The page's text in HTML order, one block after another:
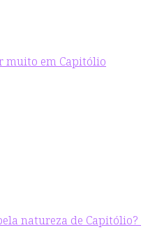
muito em Capitólio
natureza de Capitólio?